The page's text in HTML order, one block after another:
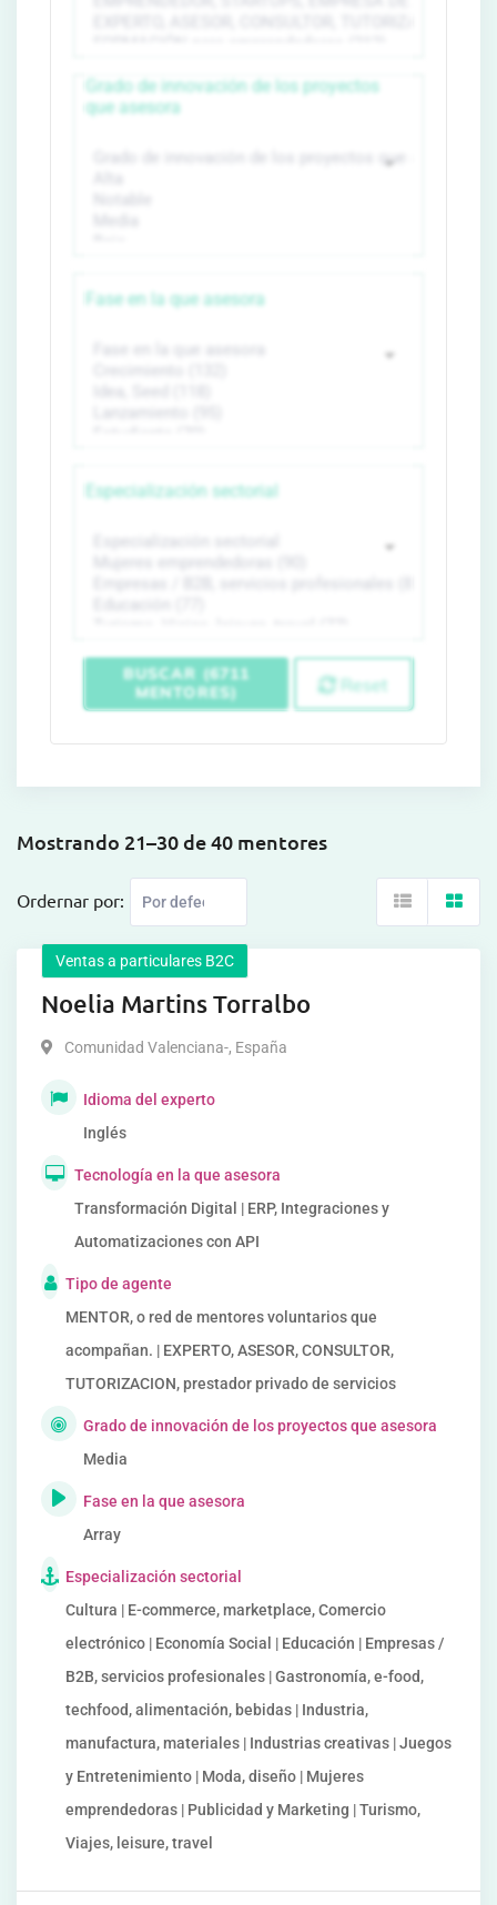
Grado de innovación de los proyectos
que asesora
Fase en la que asesora
Especialización sectorial
BUSCAR (6711
MENTORES)
Reset
Mostrando 21–30 de 40 mentores
Ordernar por:
Ventas a particulares B2C
Noelia Martins Torralbo
Comunidad Valenciana-, España
Idioma del experto
Inglés
Tecnología en la que asesora
Transformación Digital | ERP, Integraciones y
Automatizaciones con API
Tipo de agente
MENTOR, o red de mentores voluntarios que
acompañan. | EXPERTO, ASESOR, CONSULTOR,
TUTORIZACION, prestador privado de servicios
Grado de innovación de los proyectos que asesora
Media
Fase en la que asesora
Array
Especialización sectorial
Cultura | E-commerce, marketplace, Comercio
electrónico | Economía Social | Educación | Empresas /
B2B, servicios profesionales | Gastronomía, e-food,
techfood, alimentación, bebidas | Industria,
manufactura, materiales | Industrias creativas | Juegos
y Entretenimiento | Moda, diseño | Mujeres
emprendedoras | Publicidad y Marketing | Turismo,
Viajes, leisure, travel